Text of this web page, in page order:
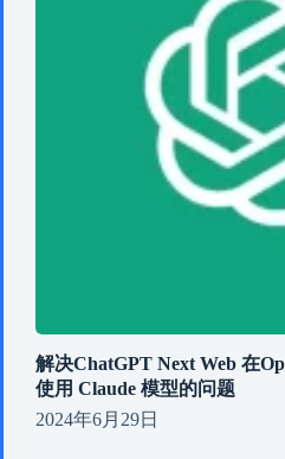
解决ChatGPT Next Web 在
使用 Claude 模型的问题
2024年6月29日